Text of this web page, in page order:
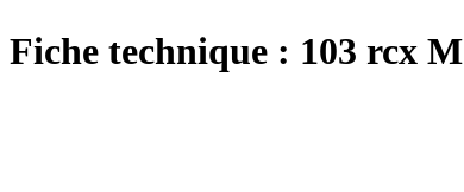
Fiche technique : 103 rcx M